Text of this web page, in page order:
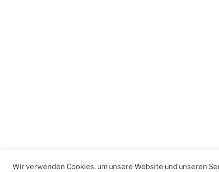
Wir verwenden Cookies, um unsere Website und unseren